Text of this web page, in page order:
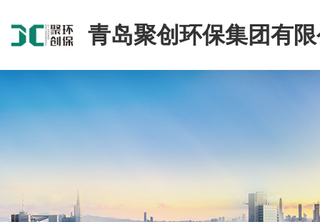
青岛聚创环保集团有